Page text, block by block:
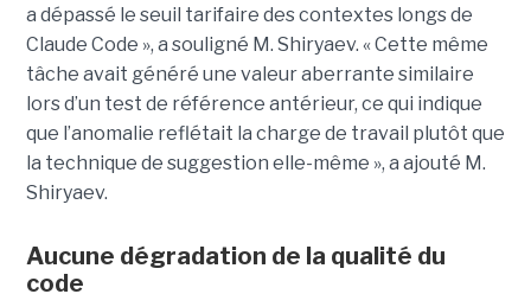
a dépassé le seuil tarifaire des contextes longs de
Claude Code », a souligné M. Shiryaev. « Cette même
tâche avait généré une valeur aberrante similaire
lors d’un test de référence antérieur, ce qui indique
que l’anomalie reflétait la charge de travail plutôt que
la technique de suggestion elle-même », a ajouté M.
Shiryaev.
Aucune dégradation de la qualité du
code